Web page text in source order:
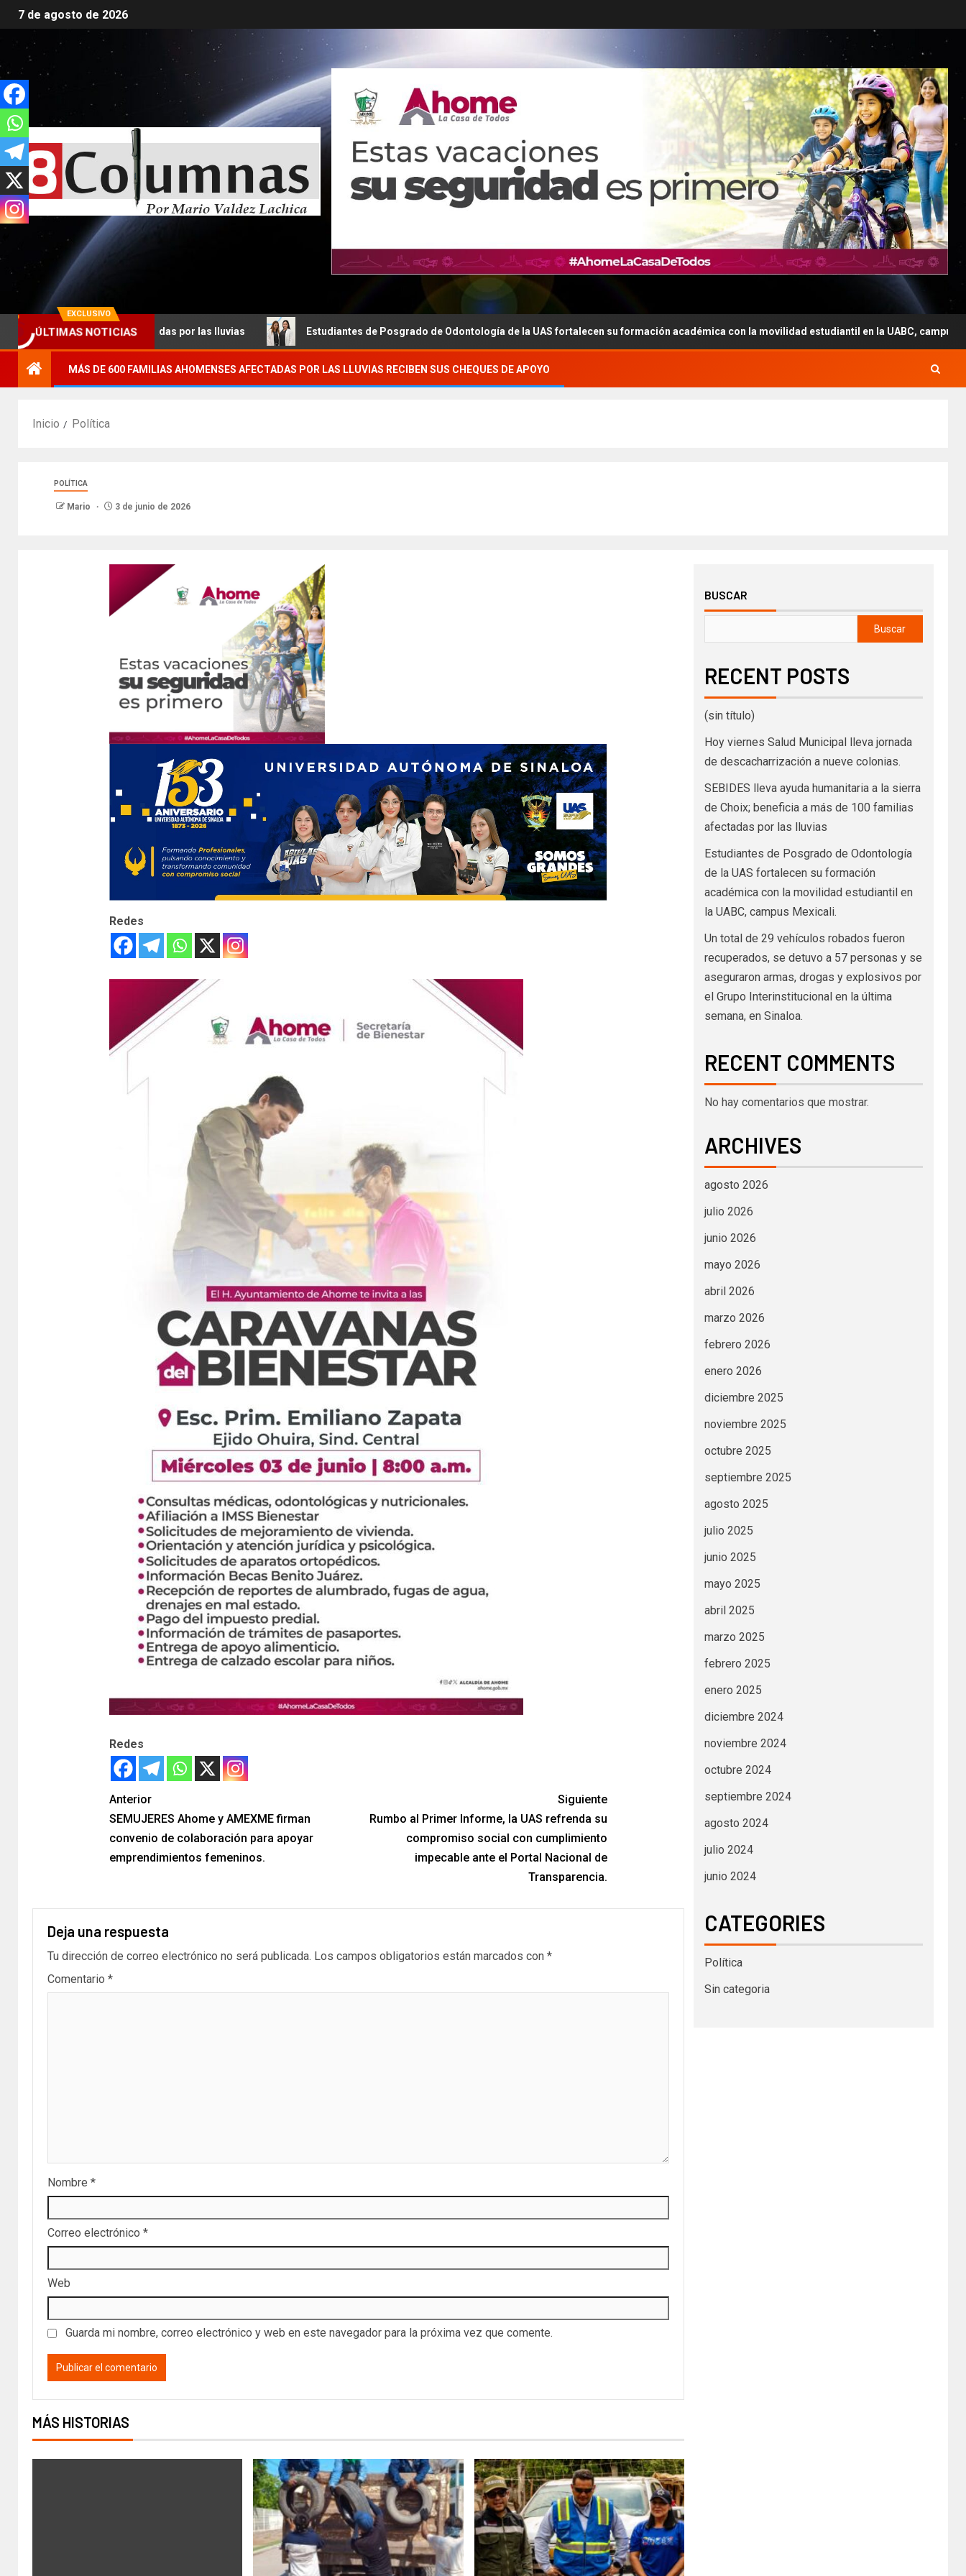
7 de agosto de 2026
EXCLUSIVO
ÚLTIMAS NOTICIAS
familias afectadas por las lluvias Estudiantes de Posgrado de Odontología de la UAS fortalecen su formación académica con la movilidad estudiantil en la UABC, campus Mexicali.
MÁS DE 600 FAMILIAS AHOMENSES AFECTADAS POR LAS LLUVIAS RECIBEN SUS CHEQUES DE APOYO
Inicio Política
POLÍTICA
Mario 3 de junio de 2026
Redes
Redes
Anterior
SEMUJERES Ahome y AMEXME firman
convenio de colaboración para apoyar
emprendimientos femeninos.
Siguiente
Rumbo al Primer Informe, la UAS refrenda su
compromiso social con cumplimiento
impecable ante el Portal Nacional de
Transparencia.
Deja una respuesta
Tu dirección de correo electrónico no será publicada. Los campos obligatorios están marcados con *
Comentario *
Nombre *
Correo electrónico *
Web
Guarda mi nombre, correo electrónico y web en este navegador para la próxima vez que comente.
MÁS HISTORIAS
BUSCAR
Buscar
RECENT POSTS
(sin título)
Hoy viernes Salud Municipal lleva jornada
de descacharrización a nueve colonias.
SEBIDES lleva ayuda humanitaria a la sierra
de Choix; beneficia a más de 100 familias
afectadas por las lluvias
Estudiantes de Posgrado de Odontología
de la UAS fortalecen su formación
académica con la movilidad estudiantil en
la UABC, campus Mexicali.
Un total de 29 vehículos robados fueron
recuperados, se detuvo a 57 personas y se
aseguraron armas, drogas y explosivos por
el Grupo Interinstitucional en la última
semana, en Sinaloa.
RECENT COMMENTS
No hay comentarios que mostrar.
ARCHIVES
agosto 2026
julio 2026
junio 2026
mayo 2026
abril 2026
marzo 2026
febrero 2026
enero 2026
diciembre 2025
noviembre 2025
octubre 2025
septiembre 2025
agosto 2025
julio 2025
junio 2025
mayo 2025
abril 2025
marzo 2025
febrero 2025
enero 2025
diciembre 2024
noviembre 2024
octubre 2024
septiembre 2024
agosto 2024
julio 2024
junio 2024
CATEGORIES
Política
Sin categoria